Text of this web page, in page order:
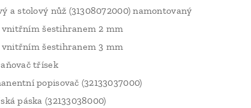
a stolový nůž (31308072000) namontovaný
vnitřním šestihranem 2 mm
vnitřním šestihranem 3 mm
třísek
popisovač (32133037000)
páska (32133038000)